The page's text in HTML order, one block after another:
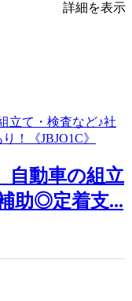
詳細を表示
自動車の組立
助◎定着支...